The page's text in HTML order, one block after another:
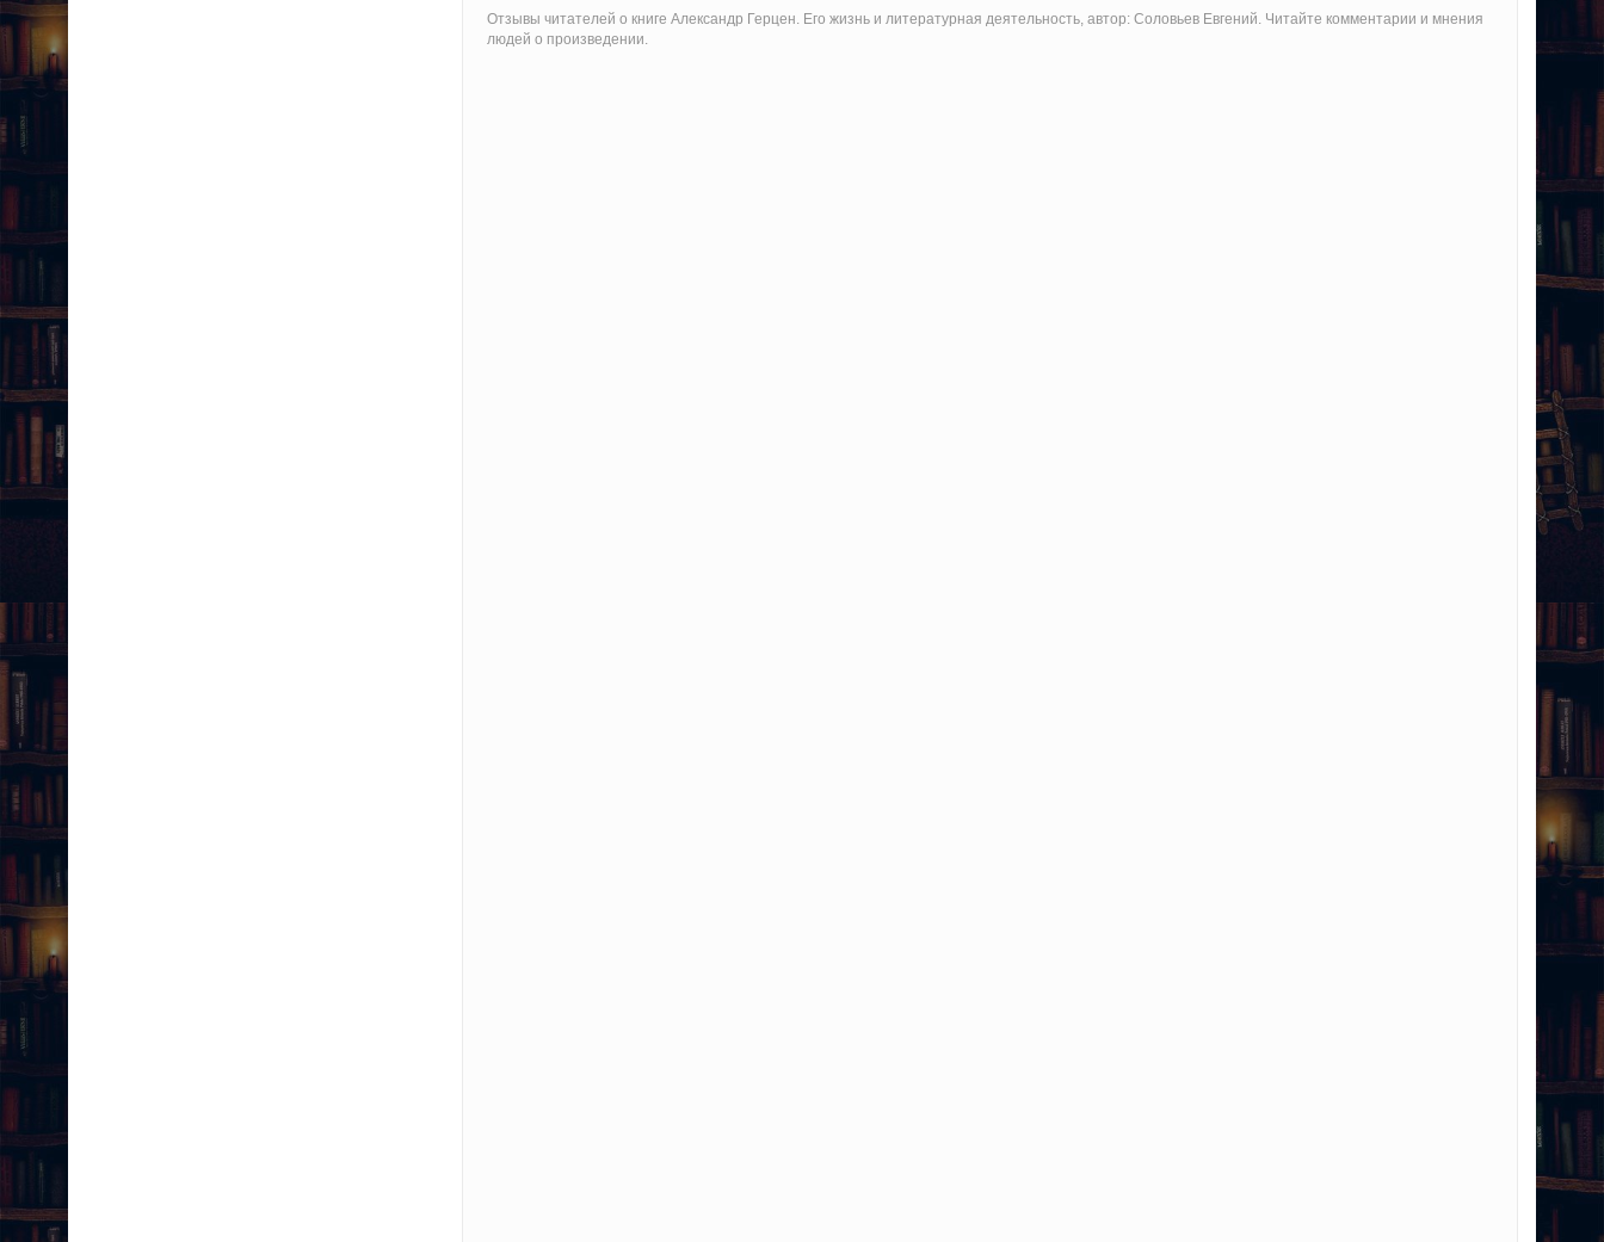
Отзывы читателей о книге Александр Герцен. Его жизнь и литературная деятельность, автор: Соловьев Евгений. Читайте комментарии и мнения
людей о произведении.